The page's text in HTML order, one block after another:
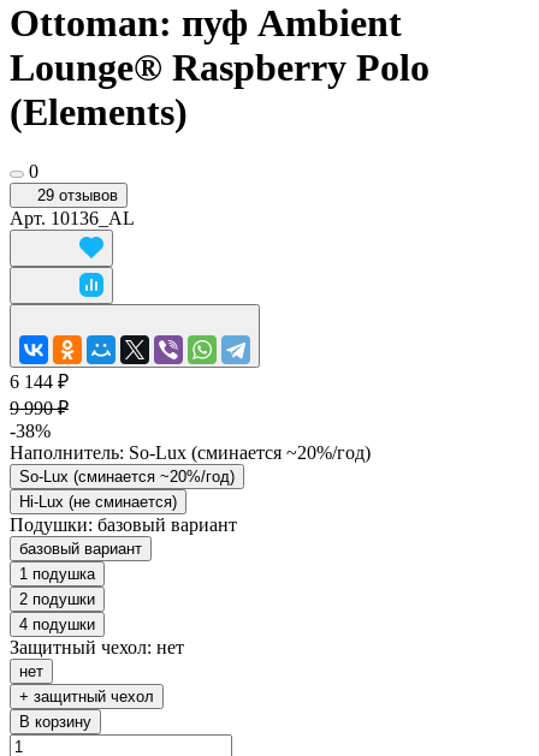
Ottoman: пуф Ambient
Lounge® Raspberry Polo
(Elements)
0
29 отзывов
Арт. 10136_AL
6 144 ₽
9 990 ₽
-38%
Наполнитель: So-Lux (cминается ~20%/год)
So-Lux (cминается ~20%/год)
Hi-Lux (не сминается)
Подушки: базовый вариант
базовый вариант
1 подушка
2 подушки
4 подушки
Защитный чехол: нет
нет
+ защитный чехол
В корзину